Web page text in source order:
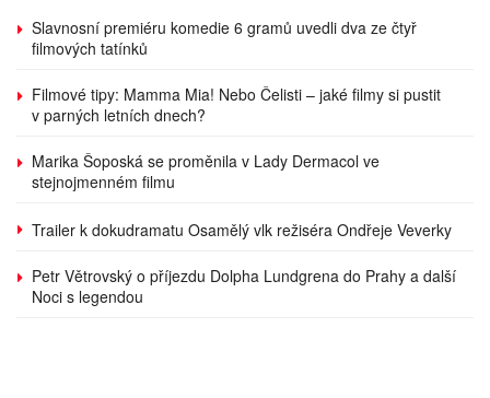
Slavnosní premiéru komedie 6 gramů uvedli dva ze čtyř
filmových tatínků
Filmové tipy: Mamma Mia! Nebo Čelisti – jaké filmy si pustit
v parných letních dnech?
Marika Šoposká se proměnila v Lady Dermacol ve
stejnojmenném filmu
Trailer k dokudramatu Osamělý vlk režiséra Ondřeje Veverky
Petr Větrovský o příjezdu Dolpha Lundgrena do Prahy a další
Noci s legendou